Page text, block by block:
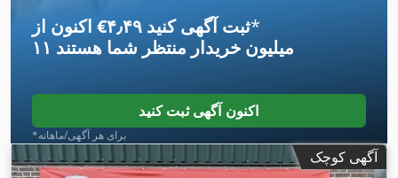
اکنون از ‎€۴٫۴۹ ثبت آگهی کنید*
۱۱ میلیون خریدار منتظر شما هستند
اکنون آگهی ثبت کنید
*برای هر آگهی/ماهانه
آگهی کوچک